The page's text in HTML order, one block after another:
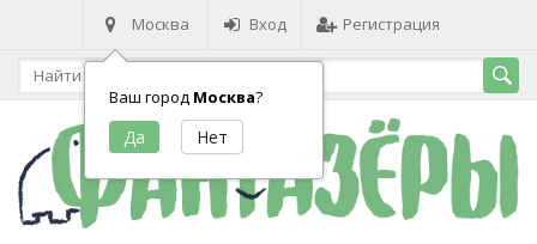
Москва
Ваш город Москва?
Вход Регистрация